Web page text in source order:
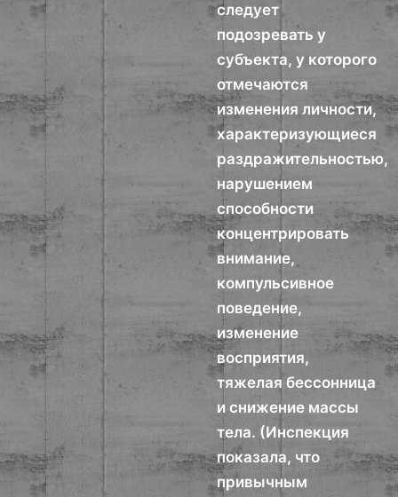
следует
подозревать у
субъекта, у которого
отмечаются
изменения личности,
характеризующиеся
раздражительностью,
нарушением
способности
концентрировать
внимание,
компульсивное
поведение,
изменение
восприятия,
тяжелая бессонница
и снижение массы
тела. (Инспекция
показала, что
привычным